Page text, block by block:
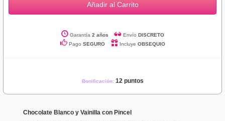
Añadir al Carrito
Garantía 2 años Envío DISCRETO
Pago SEGURO Incluye OBSEQUIO
Bonificación: 12 puntos
Chocolate Blanco y Vainilla con Pincel